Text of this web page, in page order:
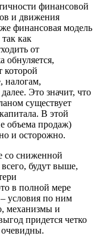
финансовой
и движения
финансовая модель
как
от
обнуляется,
которой
налогам,
Это значит, что
существует
В этой
объема продаж)
и осторожно.
со сниженной
будут выше,
в полной мере
условия по ним
механизмы и
придется четко